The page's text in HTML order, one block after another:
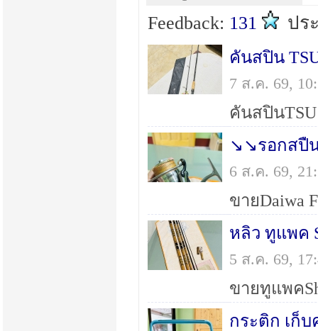
Feedback: 131 ปร
คันสปิน
7 ส.ค. 69,
↘↘รอกสปืน
6 ส.ค. 69,
หลิว ทูแพค
5 ส.ค. 69,
กระติก เก็บ